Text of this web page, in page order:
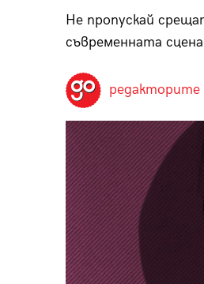
Не пропускай
съвременната сцена
редакторите